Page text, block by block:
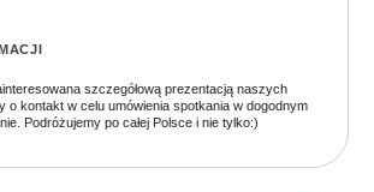
szczegółową prezentacją naszych
o kontakt w celu umówienia spotkania w dogodnym
Podróżujemy po całej Polsce i nie tylko:)